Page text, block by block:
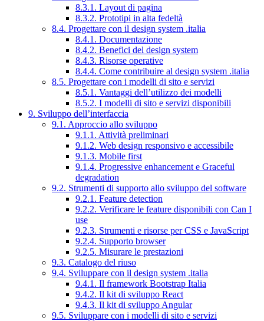
8.3.1. Layout di pagina
8.3.2. Prototipi in alta fedeltà
8.4. Progettare con il design system .italia
8.4.1. Documentazione
8.4.2. Benefici del design system
8.4.3. Risorse operative
8.4.4. Come contribuire al design system .italia
8.5. Progettare con i modelli di sito e servizi
8.5.1. Vantaggi dell’utilizzo dei modelli
8.5.2. I modelli di sito e servizi disponibili
9. Sviluppo dell’interfaccia
9.1. Approccio allo sviluppo
9.1.1. Attività preliminari
9.1.2. Web design responsivo e accessibile
9.1.3. Mobile first
9.1.4. Progressive enhancement e Graceful
degradation
9.2. Strumenti di supporto allo sviluppo del software
9.2.1. Feature detection
9.2.2. Verificare le feature disponibili con Can I
use
9.2.3. Strumenti e risorse per CSS e JavaScript
9.2.4. Supporto browser
9.2.5. Misurare le prestazioni
9.3. Catalogo del riuso
9.4. Sviluppare con il design system .italia
9.4.1. Il framework Bootstrap Italia
9.4.2. Il kit di sviluppo React
9.4.3. Il kit di sviluppo Angular
9.5. Sviluppare con i modelli di sito e servizi